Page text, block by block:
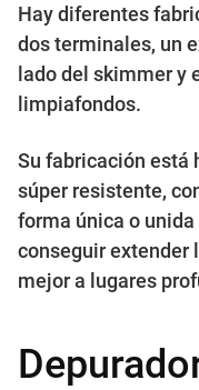
Hay diferentes
dos terminales, un
lado del skimmer y
limpiafondos.
Su fabricación está
súper resistente,
forma única o
conseguir extender
mejor a lugares